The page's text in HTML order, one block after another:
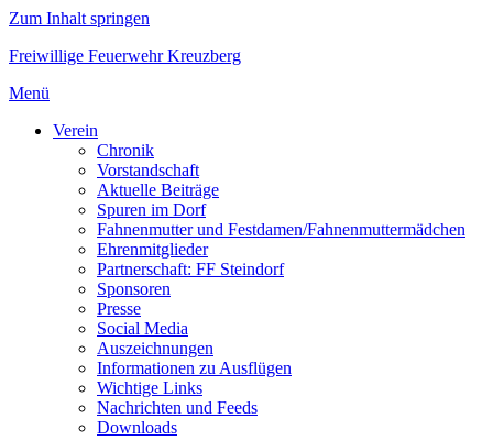
Zum Inhalt springen
Freiwillige Feuerwehr Kreuzberg
Menü
Verein
Chronik
Vorstandschaft
Aktuelle Beiträge
Spuren im Dorf
Fahnenmutter und Festdamen/Fahnenmuttermädchen
Ehrenmitglieder
Partnerschaft: FF Steindorf
Sponsoren
Presse
Social Media
Auszeichnungen
Informationen zu Ausflügen
Wichtige Links
Nachrichten und Feeds
Downloads